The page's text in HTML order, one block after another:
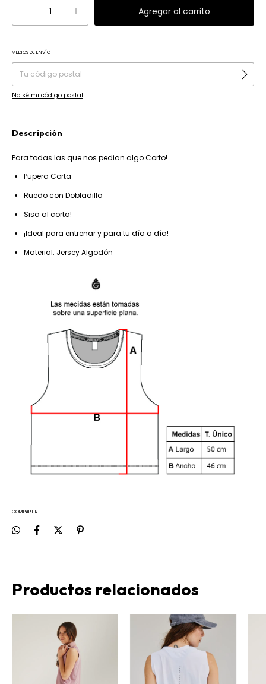
Entregas para el CP:
MEDIOS DE ENVÍO
No sé mi código postal
Descripción
Para todas las que nos pedian algo Corto!
Pupera Corta
Ruedo con Dobladillo
Sisa al corta!
¡Ideal para entrenar y para tu día a día!
Material: Jersey Algodón
COMPARTIR
Productos relacionados